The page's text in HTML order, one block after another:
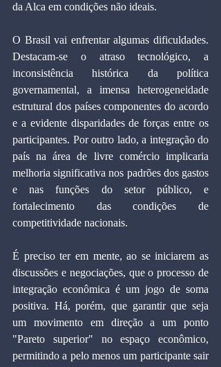
da Alca em condições não ideais.
O Brasil vai enfrentar algumas dificuldades.
Destacam-se o atraso tecnológico, a
inconsistência histórica da política
governamental, a imensa heterogeneidade
estrutural dos países componentes do acordo
e a evidente disparidades de forças entre os
participantes. Por outro lado, a integração do
país na área de livre comércio implicaria
melhoria significativa nos padrões dos gastos
e nas funções do setor público, e
fortalecimento das condições de
competitividade nacionais.
É preciso ter em mente, ao se iniciarem as
discussões e negociações, que o processo de
integração econômica é um jogo de soma
positiva. Há, porém, que garantir que seja
um movimento em direção a um ponto
"Pareto superior" no espaço econômico,
permitindo a pelo menos um participante sair